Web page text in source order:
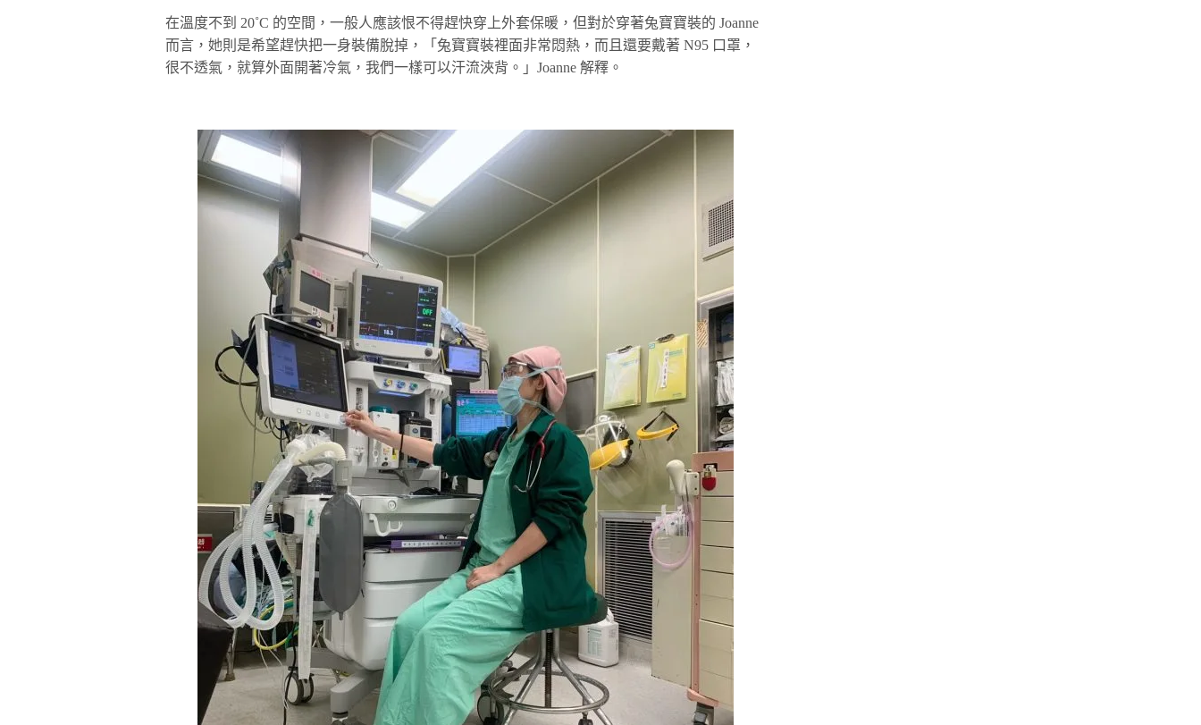
在溫度不到 20˚C 的空間，一般人應該恨不得趕快穿上外套保暖，但對於穿著兔寶寶裝的 Joanne
而言，她則是希望趕快把一身裝備脫掉，「兔寶寶裝裡面非常悶熱，而且還要戴著 N95 口罩，
很不透氣，就算外面開著冷氣，我們一樣可以汗流浹背。」Joanne 解釋。